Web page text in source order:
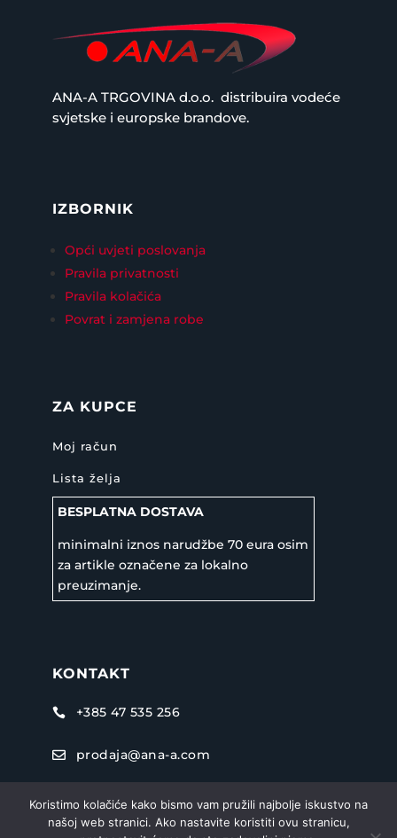
ANA-A TRGOVINA d.o.o. distribuira vodeće
svjetske i europske brandove.
IZBORNIK
Opći uvjeti poslovanja
Pravila privatnosti
Pravila kolačića
Povrat i zamjena robe
ZA KUPCE
Moj račun
Lista želja
BESPLATNA DOSTAVA
minimalni iznos narudžbe 70 eura osim
za artikle označene za lokalno
preuzimanje.
KONTAKT
 +385 47 535 256
 prodaja@ana-a.com
 Mekušanska cesta 73D, 47000 Karlovac
Koristimo kolačiće kako bismo vam pružili najbolje iskustvo na
našoj web stranici. Ako nastavite koristiti ovu stranicu,